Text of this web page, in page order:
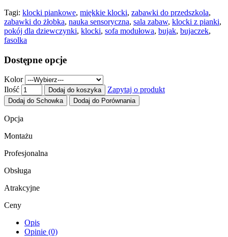
Tagi: klocki piankowe, miękkie klocki, zabawki do przedszkola,
zabawki do żłobka, nauka sensoryczna, sala zabaw, klocki z pianki,
pokój dla dziewczynki, klocki, sofa modułowa, bujak, bujaczek,
fasolka
Dostępne opcje
Kolor
Ilość
Dodaj do koszyka Zapytaj o produkt
Dodaj do Schowka Dodaj do Porównania
Opcja
Montażu
Profesjonalna
Obsługa
Atrakcyjne
Ceny
Opis
Opinie (0)